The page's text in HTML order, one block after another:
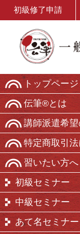
初級修了申請
トップページ
伝筆®とは
講師派遣希
特定商取引
習いたい方へ
初級セミナー
中級セミナー
あて名セミナー